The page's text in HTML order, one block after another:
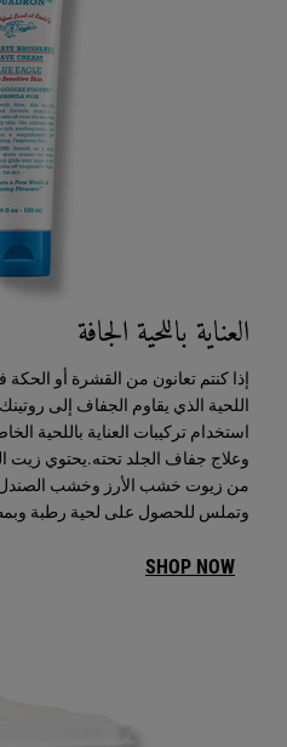
العناية باللحية الجافة
إذا كنتم تعانون من القشرة أو
اللحية الذي يقاوم الجفاف إلى
استخدام تركيبات العناية باللحية
وعلاج جفاف الجلد تحته.يحتوي
من زيوت خشب الأرز وخشب الصندل،
وتملس للحصول على لحية رطبة
SHOP NOW